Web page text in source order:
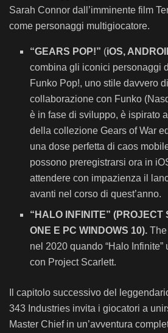
Sarah Connor dall’imminente film
come personaggi multigiocatore.
“GEARS POP!” (iOS,
combina gli iconici personaggi
Funko Pop!, uno stile davvero
collaborazione con Funko
è in fase di sviluppo, è ispirato
della collezione Gears of War
una dose perfetta di caos
possono preregistrarsi ora in
attendere con impazienza il
avanti nel corso di quest’anno.
“HALO INFINITE” (PROJECT
ONE E PC WINDOWS 10).
nel 2020 quando “Halo
con Project Scarlett.
Il capitolo successivo del
343 Industries invita i giocatori a
Master Chief in un’avventura